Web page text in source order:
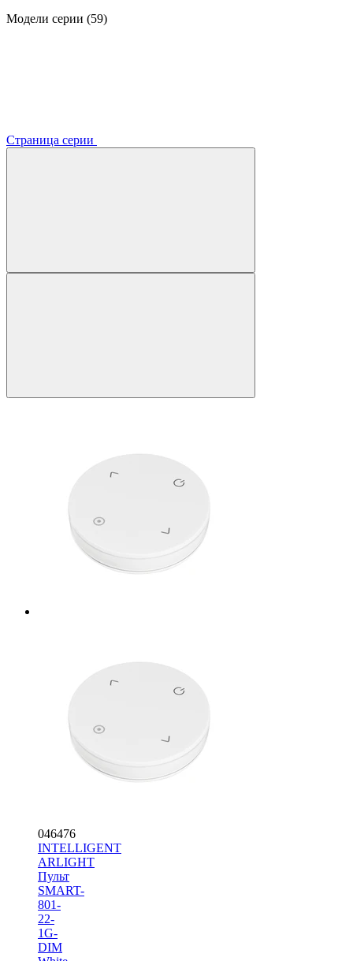
Модели серии (59)
Страница серии
046476
INTELLIGENT
ARLIGHT
Пульт
SMART-
801-
22-
1G-
DIM